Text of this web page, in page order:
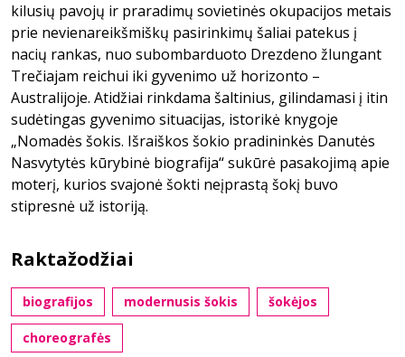
kilusių pavojų ir praradimų sovietinės okupacijos metais
prie nevienareikšmiškų pasirinkimų šaliai patekus į
nacių rankas, nuo subombarduoto Drezdeno žlungant
Trečiajam reichui iki gyvenimo už horizonto –
Australijoje. Atidžiai rinkdama šaltinius, gilindamasi į itin
sudėtingas gyvenimo situacijas, istorikė knygoje
„Nomadės šokis. Išraiškos šokio pradininkės Danutės
Nasvytytės kūrybinė biografija“ sukūrė pasakojimą apie
moterį, kurios svajonė šokti neįprastą šokį buvo
stipresnė už istoriją.
Raktažodžiai
biografijos modernusis šokis šokėjos
choreografės